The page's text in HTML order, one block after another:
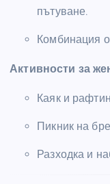
пътуване.
Комбинация
Активности за
Каяк и
Пикник на
Разходка и